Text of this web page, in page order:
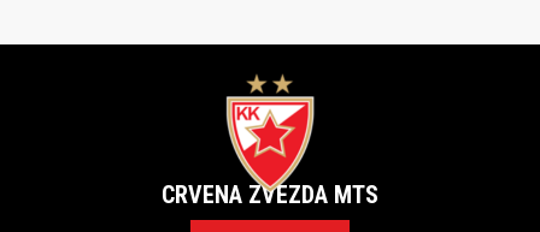
CRVENA ZVEZDA MTS